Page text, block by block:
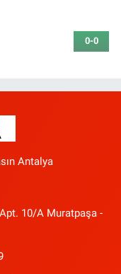
0-0
Antalya
10/A Muratpaşa -